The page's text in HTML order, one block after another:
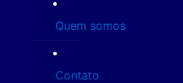
Quem somos
Contato